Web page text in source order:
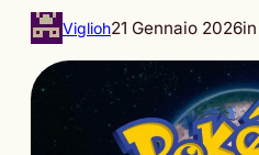
Viglioh21 Gennaio 2026in